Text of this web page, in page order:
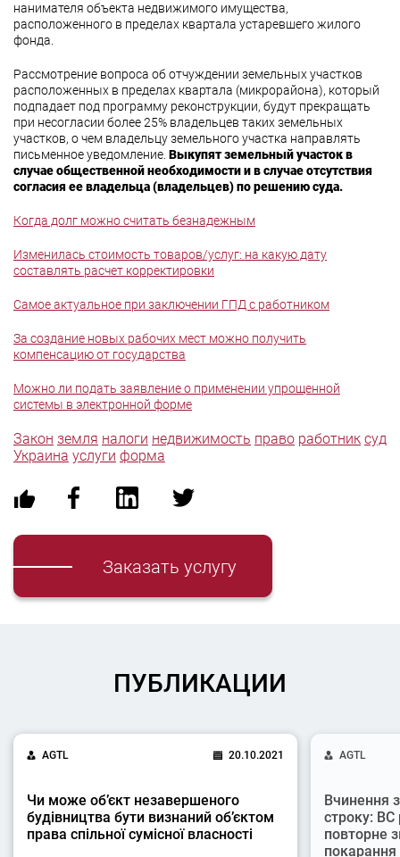
нанимателя объекта недвижимого имущества,
расположенного в пределах квартала устаревшего жилого
фонда.
Рассмотрение вопроса об отчуждении земельных участков
расположенных в пределах квартала (микрорайона), который
подпадает под программу реконструкции, будут прекращать
при несогласии более 25% владельцев таких земельных
участков, о чем владельцу земельного участка направлять
письменное уведомление. Выкупят земельный участок в
случае общественной необходимости и в случае отсутствия
согласия ее владельца (владельцев) по решению суда.
Когда долг можно считать безнадежным
Изменилась стоимость товаров/услуг: на какую дату
составлять расчет корректировки
Самое актуальное при заключении ГПД с работником
За создание новых рабочих мест можно получить
компенсацию от государства
Можно ли подать заявление о применении упрощенной
системы в электронной форме
Закон земля налоги недвижимость право работник суд
Украина услуги форма
Заказать услугу
ПУБЛИКАЦИИ
AGTL 20.10.2021
Чи може об’єкт незавершеного
будівництва бути визнаний об’єктом
права спільної сумісної власності
AGTL
Вчинення
строку: ВС
повторне